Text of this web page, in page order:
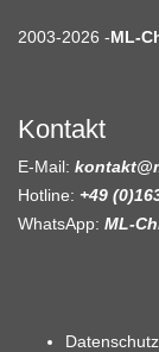
2003-2026 -ML-
Kontakt
E-Mail:
Hotline: +49
WhatsApp: ML-
Datenschutz